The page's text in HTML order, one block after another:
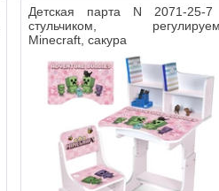
Детская парта N 2071-25-
стульчиком,
Minecraft, сакура